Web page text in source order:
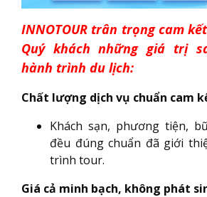
INNOTOUR trân trọng cam
Quý khách những giá trị
hành trình du lịch:
Chất lượng dịch vụ chuẩn cam
Khách sạn, phương tiện,
đều đúng chuẩn đã giới
trình tour.
Giá cả minh bạch, không phát